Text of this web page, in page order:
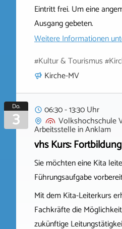
Eintritt frei. Um eine
Ausgang gebeten.
Weitere Informationen
#Kultur & Tourismus
Kirche-MV
Do.
3
06:30 - 13:30 Uhr
Volkshochschule
ArbeitsstelleinAnklam
vhs Kurs:
Sie möchten eine Kita
Führungsaufgabe
Mit dem Kita-Leiterkurs
Fachkräfte die
zukünftige